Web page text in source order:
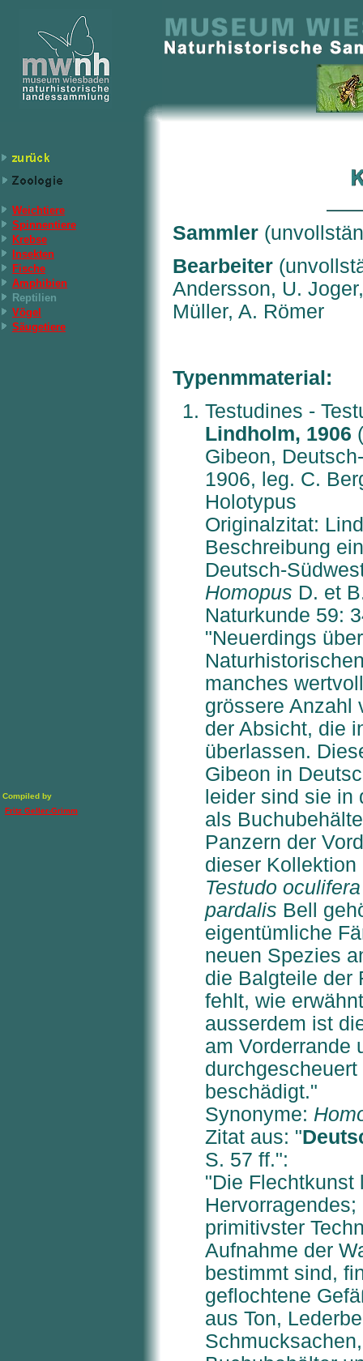
Weichtiere
Spinnentiere
Krebse
Insekten
Fische
Amphibien
Reptilien
Vögel
Säugetiere
Compiled by
Fritz Geller-Grimm
Sammler
Bearbeiter
Andersson, U.
Müller, A. Römer
Typenmmaterial:
Testudines -
Lindholm, 1906
Gibeon,
1906, leg. C.
Holotypus
Originalzitat:
Beschreibung
Deutsch-
Homopus D. et
Naturkunde 59:
"Neuerdings
manches
grössere Anzahl
der Absicht, die
überlassen.
Gibeon in
leider sind sie
als
Panzern der
dieser
Testudo oculifera
pardalis Bell
eigentümliche
neuen Spezies
die Balgteile der
fehlt, wie
ausserdem ist
am Vorderrande
beschädigt."
Synonyme:
Zitat aus: "
S. 57 ff.":
"Die Flechtkunst
primitivster
Aufnahme der
bestimmt sind,
geflochtene
aus Ton,